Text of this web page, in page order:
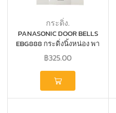
กระดิ่ง.
PANASONIC DOOR BELLS
EBG888 กระดิ่งนิ้งหน่อง พา
นาโซนิค
฿325.00